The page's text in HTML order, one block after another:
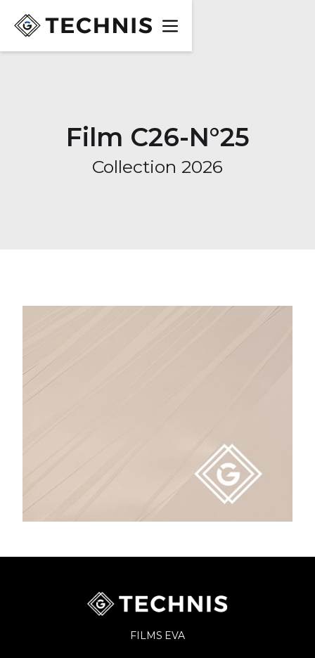
Film C26-N°25
Collection 2026
FILMS EVA